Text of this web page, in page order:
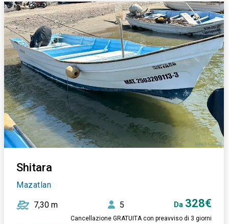
Shitara
Mazatlan
7,30 m 5 Da 328€
Cancellazione GRATUITA con preavviso di 3 giorni